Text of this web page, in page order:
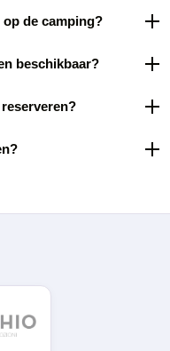
de camping?
beschikbaar?